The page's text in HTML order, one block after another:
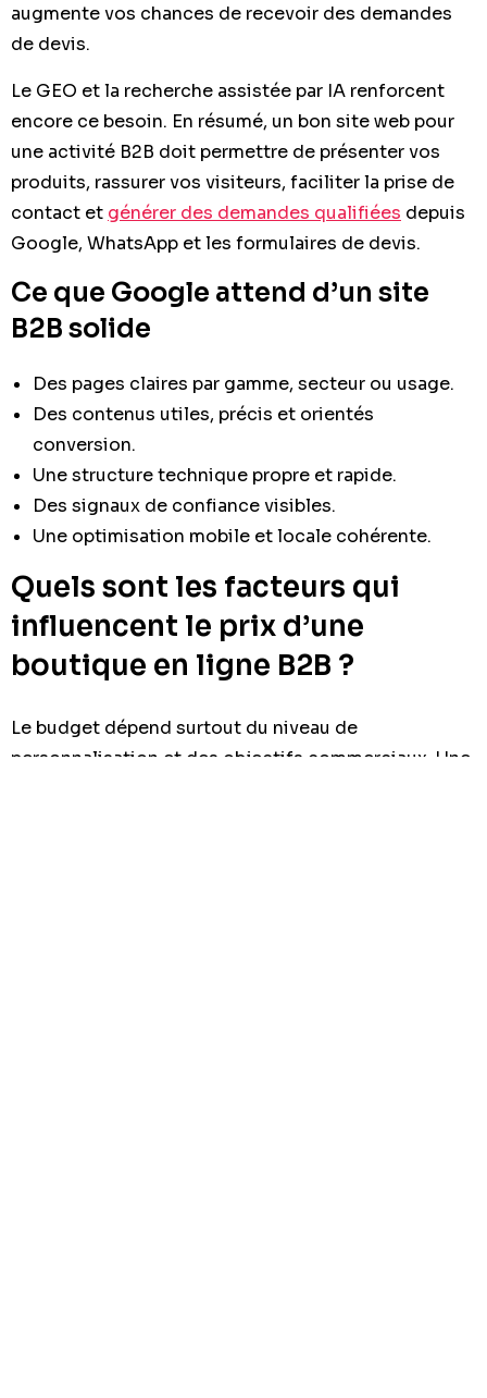
augmente vos chances de recevoir des demandes
de devis.
Le GEO et la recherche assistée par IA renforcent
encore ce besoin. En résumé, un bon site web pour
une activité B2B doit permettre de présenter vos
produits, rassurer vos visiteurs, faciliter la prise de
contact et générer des demandes qualifiées depuis
Google, WhatsApp et les formulaires de devis.
Ce que Google attend d’un site
B2B solide
Des pages claires par gamme, secteur ou usage.
Des contenus utiles, précis et orientés
conversion.
Une structure technique propre et rapide.
Des signaux de confiance visibles.
Une optimisation mobile et locale cohérente.
Quels sont les facteurs qui
influencent le prix d’une
boutique en ligne B2B ?
Le budget dépend surtout du niveau de
personnalisation et des objectifs commerciaux. Une